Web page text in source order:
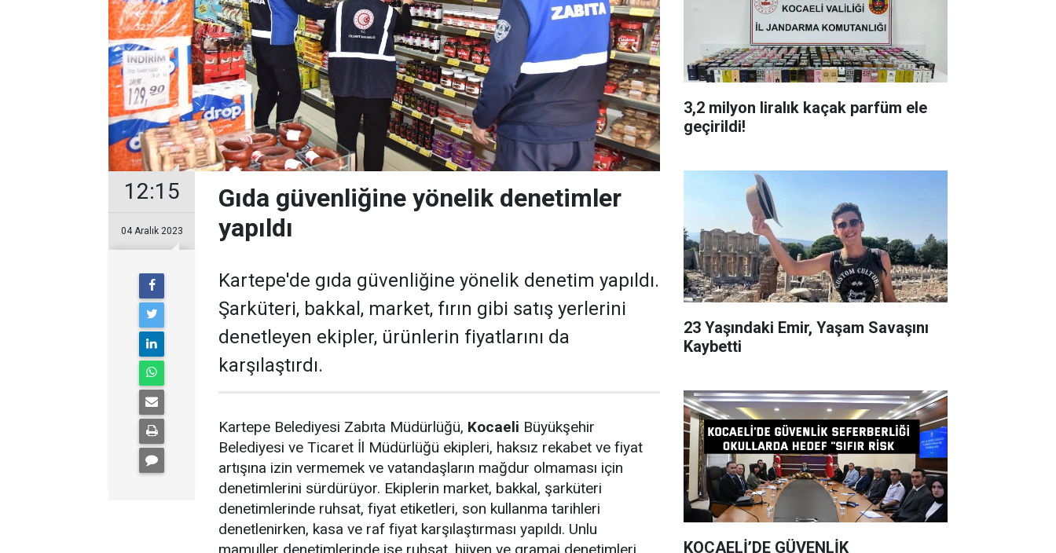
12:15
04 Aralık 2023
Gıda güvenliğine yönelik denetimler
yapıldı
Kartepe'de gıda güvenliğine yönelik denetim yapıldı.
Şarküteri, bakkal, market, fırın gibi satış yerlerini
denetleyen ekipler, ürünlerin fiyatlarını da
karşılaştırdı.
Kartepe Belediyesi Zabıta Müdürlüğü, Kocaeli Büyükşehir
Belediyesi ve Ticaret İl Müdürlüğü ekipleri, haksız rekabet ve fiyat
artışına izin vermemek ve vatandaşların mağdur olmaması için
denetimlerini sürdürüyor. Ekiplerin market, bakkal, şarküteri
denetimlerinde ruhsat, fiyat etiketleri, son kullanma tarihleri
denetlenirken, kasa ve raf fiyat karşılaştırması yapıldı. Unlu
3,2 milyon liralık kaçak parfüm ele
geçirildi!
23 Yaşındaki Emir, Yaşam Savaşını
Kaybetti
KOCAELİ’DE GÜVENLİK